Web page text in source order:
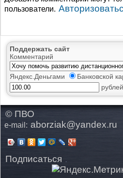
пользователи.
Поддержать сайт
Комментарий
Яндекс.Деньгами
Банковской
рублей
© ПВО
e-mail: aborziak@yandex.ru
Подписаться